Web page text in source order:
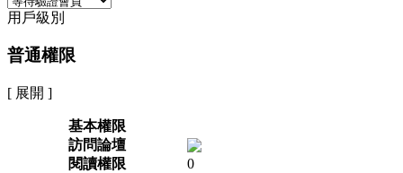
用戶級別
普通權限
[ 展開 ]
基本權限
訪問論壇
閱讀權限
0